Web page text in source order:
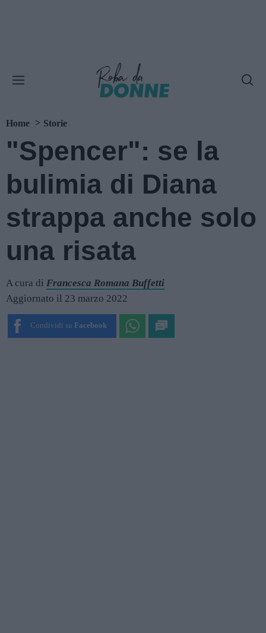
Home Storie
"Spencer": se la
bulimia di Diana
strappa anche solo
una risata
A cura di Francesca Romana Buffetti
Aggiornato il 23 marzo 2022
Condividi su Facebook